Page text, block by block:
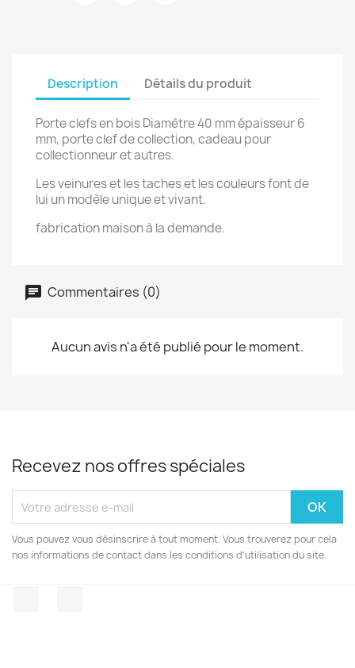
Description Détails du produit
Porte clefs en bois Diamètre 40 mm épaisseur 6
mm, porte clef de collection, cadeau pour
collectionneur et autres.
Les veinures et les taches et les couleurs font de
lui un modèle unique et vivant.
fabrication maison à la demande.
Commentaires (0)
Aucun avis n'a été publié pour le moment.
Recevez nos offres spéciales
Vous pouvez vous désinscrire à tout moment. Vous trouverez pour cela
nos informations de contact dans les conditions d'utilisation du site.